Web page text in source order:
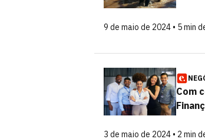
9 de maio de 2024 • 5 min
Com
3 de maio de 2024 • 2 min